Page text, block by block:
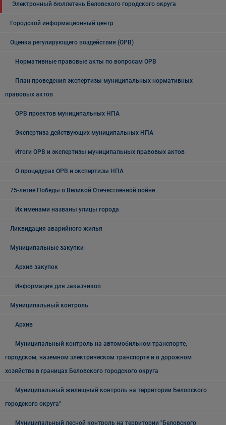
Электронный бюллетень Беловского городского округа
Городской информационный центр
Оценка регулирующего воздействия (ОРВ)
Нормативные правовые акты по вопросам ОРВ
План проведения экспертизы муниципальных нормативных
правовых актов
ОРВ проектов муниципальных НПА
Экспертиза действующих муниципальных НПА
Итоги ОРВ и экспертизы муниципальных правовых актов
О процедурах ОРВ и экспертизы НПА
75-летие Победы в Великой Отечественной войне
Их именами названы улицы города
Ликвидация аварийного жилья
Муниципальные закупки
Архив закупок
Информация для заказчиков
Муниципальный контроль
Архив
Муниципальный контроль на автомобильном транспорте,
городском, наземном электрическом транспорте и в дорожном
хозяйстве в границах Беловского городского округа
Муниципальный жилищный контроль на территории Беловского
городского округа"
Муниципальный лесной контроль на территории "Беловского